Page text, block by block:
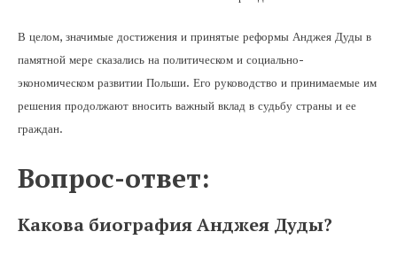
В целом, значимые достижения и принятые реформы Анджея Дуды в
памятной мере сказались на политическом и социально-
экономическом развитии Польши. Его руководство и принимаемые им
решения продолжают вносить важный вклад в судьбу страны и ее
граждан.
Вопрос-ответ:
Какова биография Анджея Дуды?